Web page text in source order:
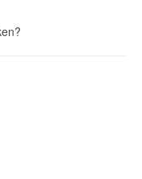
Injection
skills